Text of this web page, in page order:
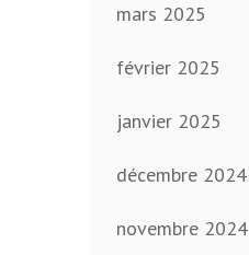
mars 2025
février 2025
janvier 2025
décembre 2024
novembre 2024